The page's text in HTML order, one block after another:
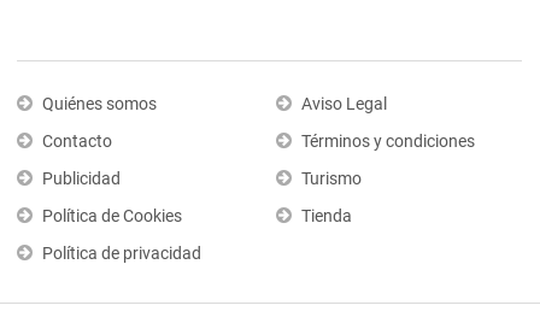
Quiénes somos
Contacto
Publicidad
Política de Cookies
Política de privacidad
Aviso Legal
Términos y condiciones
Turismo
Tienda